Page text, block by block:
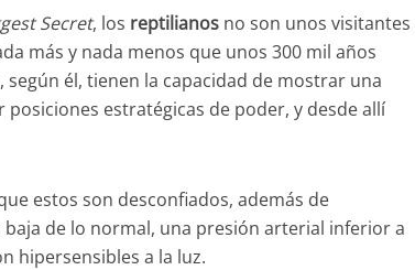
Secret, los reptilianos no son unos visitantes
más y nada menos que unos 300 mil años
él, tienen la capacidad de mostrar una
estratégicas de poder, y desde allí
estos son desconfiados, además de
de lo normal, una presión arterial inferior a
hipersensibles a la luz.